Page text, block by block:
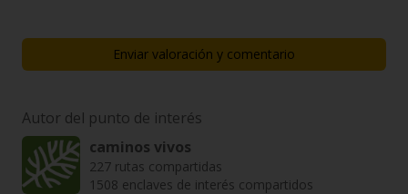
Enviar valoración y comentario
Autor del punto de interés
caminos vivos
227 rutas compartidas
1508 enclaves de interés compartidos